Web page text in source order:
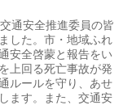
通安全推進委員の皆
した。市・地域ふれ
安全啓蒙と報告をい
上回る死亡事故が発
ルールを守り、あせ
ます。また、交通安